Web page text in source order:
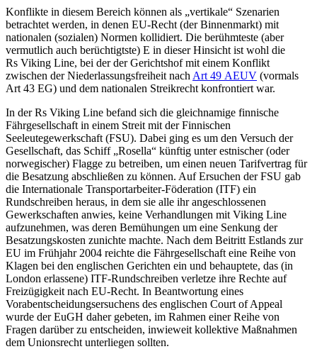
Konflikte in diesem Bereich können als „vertikale“ Szenarien
betrachtet werden, in denen EU-Recht (der Binnenmarkt) mit
nationalen (sozialen) Normen kollidiert. Die berühmteste (aber
vermutlich auch berüchtigtste) E in dieser Hinsicht ist wohl die
Rs Viking Line, bei der der Gerichtshof mit einem Konflikt
zwischen der Niederlassungsfreiheit nach Art 49 AEUV (vormals
Art 43 EG) und dem nationalen Streikrecht konfrontiert war.
In der Rs Viking Line befand sich die gleichnamige finnische
Fährgesellschaft in einem Streit mit der Finnischen
Seeleutegewerkschaft (FSU). Dabei ging es um den Versuch der
Gesellschaft, das Schiff „Rosella“ künftig unter estnischer (oder
norwegischer) Flagge zu betreiben, um einen neuen Tarifvertrag für
die Besatzung abschließen zu können. Auf Ersuchen der FSU gab
die Internationale Transportarbeiter-Föderation (ITF) ein
Rundschreiben heraus, in dem sie alle ihr angeschlossenen
Gewerkschaften anwies, keine Verhandlungen mit Viking Line
aufzunehmen, was deren Bemühungen um eine Senkung der
Besatzungskosten zunichte machte. Nach dem Beitritt Estlands zur
EU im Frühjahr 2004 reichte die Fährgesellschaft eine Reihe von
Klagen bei den englischen Gerichten ein und behauptete, das (in
London erlassene) ITF-Rundschreiben verletze ihre Rechte auf
Freizügigkeit nach EU-Recht. In Beantwortung eines
Vorabentscheidungsersuchens des englischen Court of Appeal
wurde der EuGH daher gebeten, im Rahmen einer Reihe von
Fragen darüber zu entscheiden, inwieweit kollektive Maßnahmen
dem Unionsrecht unterliegen sollten.